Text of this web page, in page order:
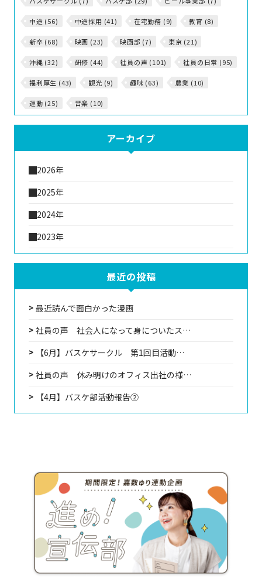
中途 (56) 中途採用 (41) 在宅勤務 (9) 教育 (8)
新卒 (68) 映画 (23) 映画部 (7) 東京 (21)
沖縄 (32) 研修 (44) 社員の声 (101) 社員の日常 (95)
福利厚生 (43) 観光 (9) 趣味 (63) 農業 (10)
運動 (25) 音楽 (10)
アーカイブ
2026年
2025年
2024年
2023年
最近の投稿
最近読んで面白かった漫画
社員の声 社会人になって身についたス…
【6月】バスケサークル 第1回目活動…
社員の声 休み明けのオフィス出社の様…
【4月】バスケ部活動報告②